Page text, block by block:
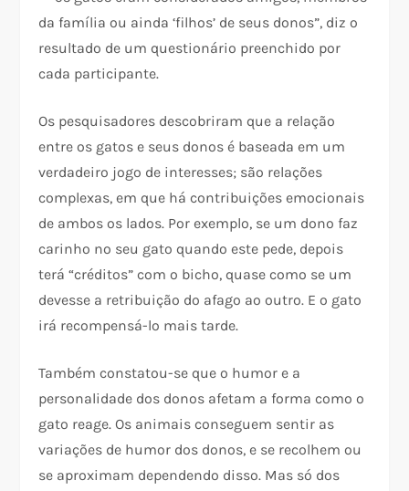
da família ou ainda ‘filhos’ de seus donos”, diz o
resultado de um questionário preenchido por
cada participante.
Os pesquisadores descobriram que a relação
entre os gatos e seus donos é baseada em um
verdadeiro jogo de interesses; são relações
complexas, em que há contribuições emocionais
de ambos os lados. Por exemplo, se um dono faz
carinho no seu gato quando este pede, depois
terá “créditos” com o bicho, quase como se um
devesse a retribuição do afago ao outro. E o gato
irá recompensá-lo mais tarde.
Também constatou-se que o humor e a
personalidade dos donos afetam a forma como o
gato reage. Os animais conseguem sentir as
variações de humor dos donos, e se recolhem ou
se aproximam dependendo disso. Mas só dos